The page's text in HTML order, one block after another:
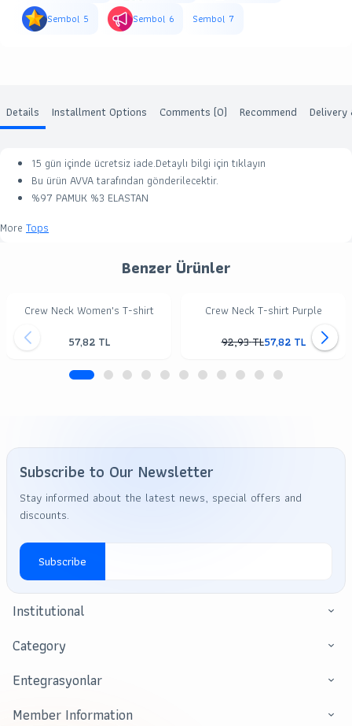
Sembol 5 Sembol 6 Sembol 7
Details Installment Options Comments (0) Recommend Delivery
15 gün içinde ücretsiz iade.Detaylı bilgi için tıklayın
Bu ürün AVVAtarafından gönderilecektir.
%97 PAMUK %3 ELASTAN
More Tops
Benzer Ürünler
Crew Neck Women's T-shirt
57,82 TL
Crew Neck T-shirt Purple
92,93TL57,82 TL
Subscribe to Our Newsletter
Stay informed about the latest news, special offers and
discounts.
Subscribe
Institutional
Category
Entegrasyonlar
Member Information